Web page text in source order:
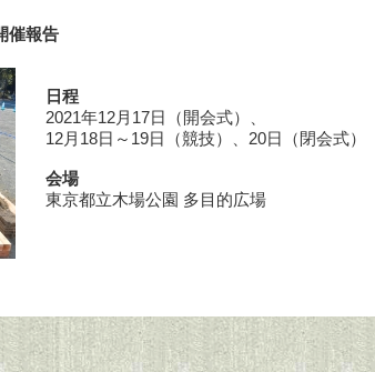
催報告
日程
2021年12月17日（開会式）、
12月18日～19日（競技）、20日（閉会式）
会場
東京都立木場公園 多目的広場